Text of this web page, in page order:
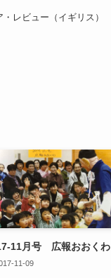
レビュー（イギリス）
11月号 広報おおくわ
11-09